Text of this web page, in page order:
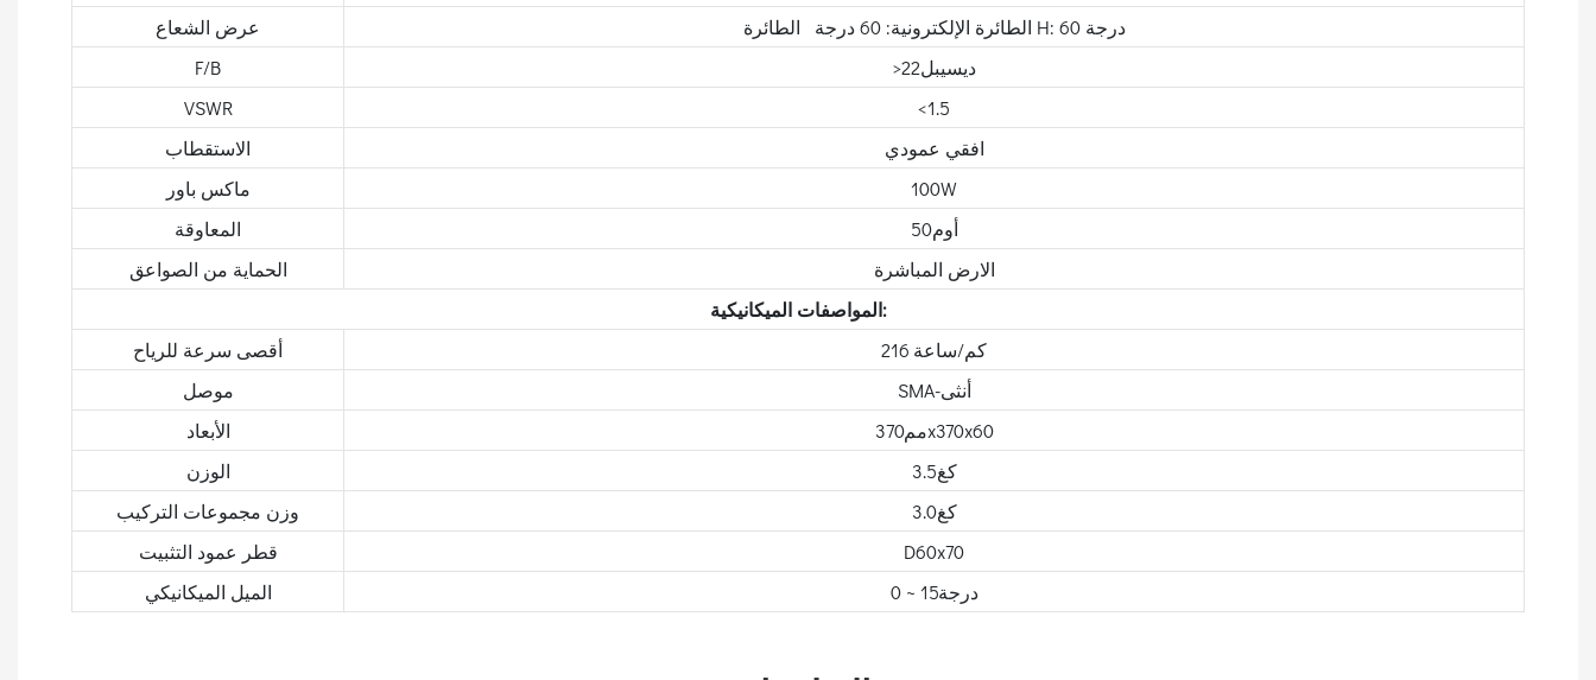
عرض الشعاع
الطائرة الإلكترونية: 60 درجة الطائرة H: 60 درجة
F/B
>ديسيبل22
VSWR
<1.5
الاستقطاب
افقي عمودي
ماكس باور
100W
المعاوقة
أوم50
الحماية من الصواعق
الارض المباشرة
المواصفات الميكانيكية:
أقصى سرعة للرياح
216 كم/ساعة
موصل
SMA-أنثى
الأبعاد
مم370x370x60
الوزن
كغ3.5
وزن مجموعات التركيب
كغ3.0
قطر عمود التثبيت
D60x70
الميل الميكانيكي
0 ~ درجة15